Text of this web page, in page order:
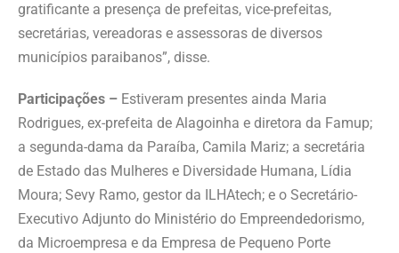
gratificante a presença de prefeitas, vice-prefeitas,
secretárias, vereadoras e assessoras de diversos
municípios paraibanos”, disse.
Participações – Estiveram presentes ainda Maria
Rodrigues, ex-prefeita de Alagoinha e diretora da Famup;
a segunda-dama da Paraíba, Camila Mariz; a secretária
de Estado das Mulheres e Diversidade Humana, Lídia
Moura; Sevy Ramo, gestor da ILHAtech; e o Secretário-
Executivo Adjunto do Ministério do Empreendedorismo,
da Microempresa e da Empresa de Pequeno Porte